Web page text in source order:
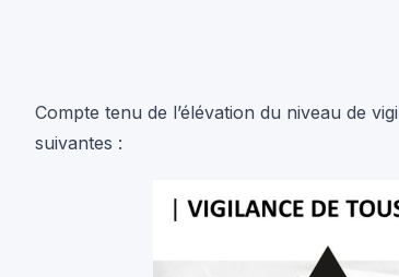
Compte tenu de l’élévation du niveau de
suivantes :